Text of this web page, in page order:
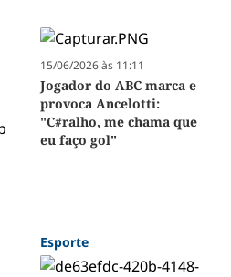
15/06/2026 às 11:11
Jogador do ABC marca e
provoca Ancelotti:
"C#ralho, me chama que
eu faço gol"
Esporte